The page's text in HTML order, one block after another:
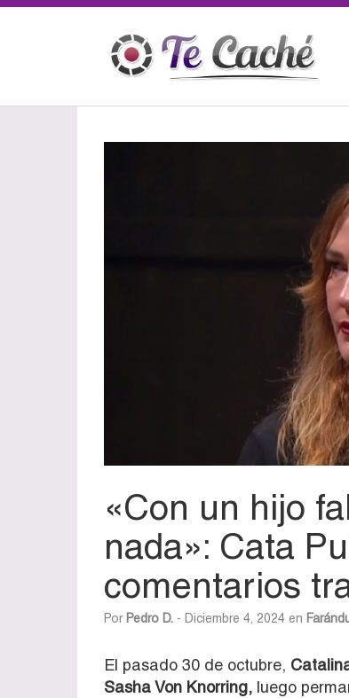
«Con un hijo
nada»: Cata
comentarios
Por Pedro D. - Diciembre 4, 2024 en
El pasado 30 de octubre,
Sasha Von Knorring, luego